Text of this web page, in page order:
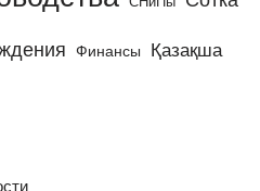
Финансы Қазақша